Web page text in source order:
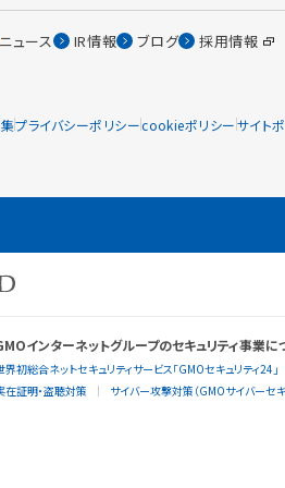
ニュース IR情報 ブログ 採用情報
プライバシーポリシーcookieポリシーサイト
インターネットグループのセキュリティ事業に
界初総合ネットセキュリティサービス「GMOセキュリティ24」
在証明・盗聴対策
サイバー攻撃対策（GMOサイバーセキ